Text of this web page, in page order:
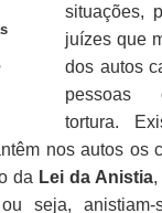
situações,
juízes que
dos autos
pessoas
tortura.
nos autos os
da Lei da Anistia
seja, anistiam-